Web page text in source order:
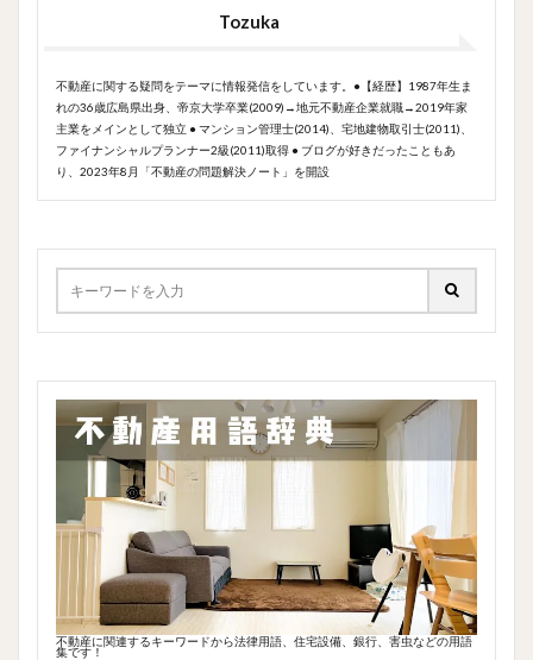
Tozuka
不動産に関する疑問をテーマに情報発信をしています。●【経歴】1987年生ま
れの36歳広島県出身、帝京大学卒業(2009)→地元不動産企業就職→2019年家
主業をメインとして独立 ● マンション管理士(2014)、宅地建物取引士(2011)、
ファイナンシャルプランナー2級(2011)取得 ● ブログが好きだったこともあ
り、2023年8月「不動産の問題解決ノート」を開設
不動産に関連するキーワードから法律用語、住宅設備、銀行、害虫などの用語
集です！